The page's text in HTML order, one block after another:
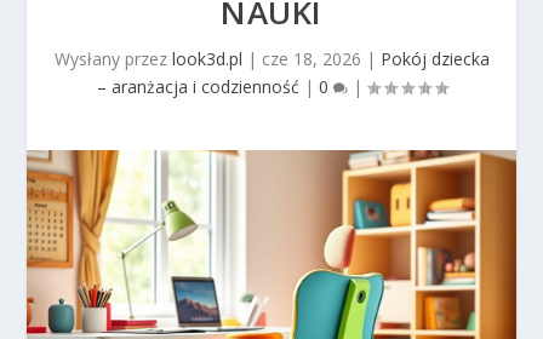
NAUKI
Wysłany przez look3d.pl | cze 18, 2026 | Pokój dziecka
– aranżacja i codzienność | 0 |